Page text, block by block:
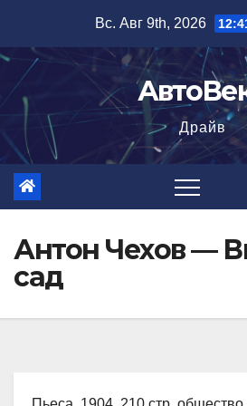
содержимому
Вс. Авг 9th, 2026
Драйв
Антон Чехов —
сад